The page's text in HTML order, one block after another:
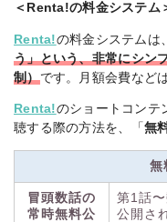
＜Renta!の料金システム
Renta!の料金システムは
う」という、非常にシン
制）です。月額会費など
Renta!のショートコンテ
聴する際の方法を、「 無
無
冒頭数話の
常時無料公
第1話
公開さ